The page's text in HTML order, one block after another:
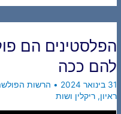
הפלסטינים הם
להם ככה
31 בינואר 2024 • הרשות
ראיון, ריקלין ושות